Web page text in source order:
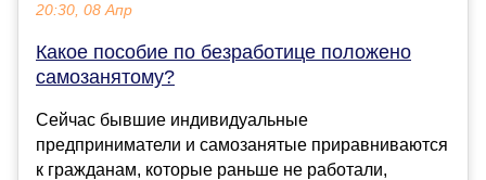
20:30, 08 Апр
Какое пособие по безработице положено
самозанятому?
Сейчас бывшие индивидуальные
предприниматели и само­занятые приравниваются
к гражданам, которые раньше не работали,